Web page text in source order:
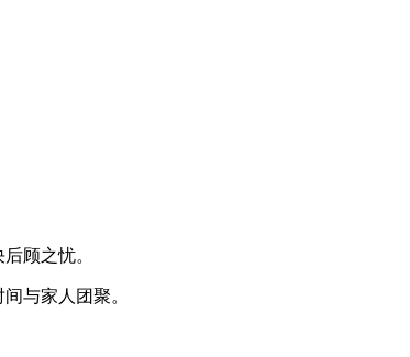
顾之忧。
与家人团聚。